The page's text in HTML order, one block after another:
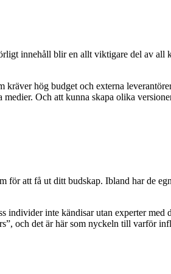
innehåll blir en allt viktigare del av all
hög budget och externa
Och att kunna skapa olika
för att få ut ditt budskap. Ibland har de
inte kändisar utan experter med
och det är här som nyckeln till varför